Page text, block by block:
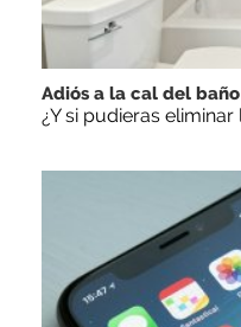
Adiós a la cal del baño
¿Y si pudieras